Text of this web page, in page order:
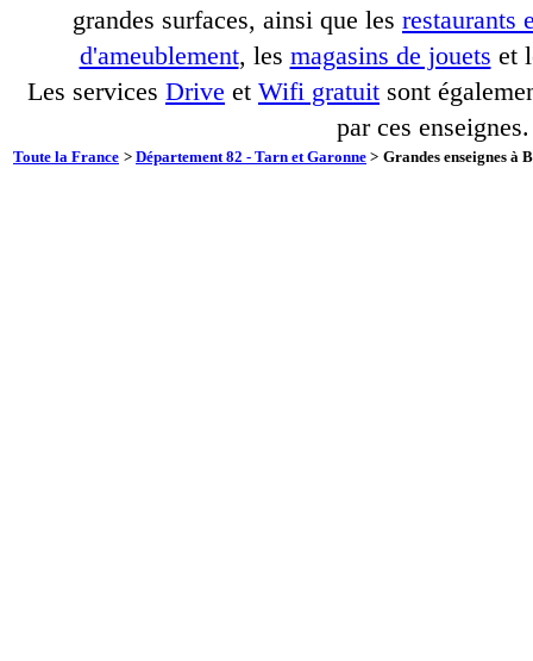
grandes surfaces, ainsi que les restaurants
d'ameublement, les magasins de jouets et
Les services Drive et Wifi gratuit sont
par ces enseignes.
Toute la France > Département 82 - Tarn et Garonne > Grandes enseignes à